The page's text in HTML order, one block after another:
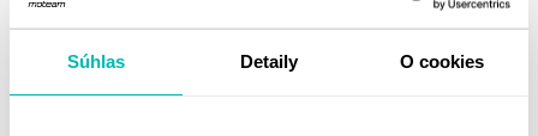
Súhlas Detaily O cookies
Doprava a vrátenie